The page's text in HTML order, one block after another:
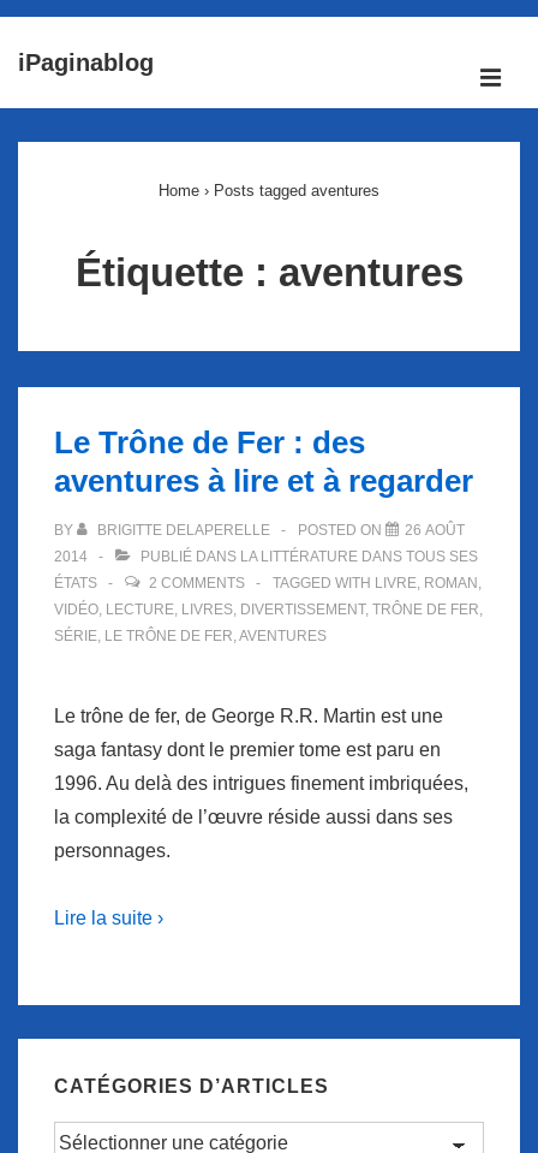
passer
iPaginablog
Home › Posts tagged aventures
Étiquette : aventures
Le Trône de Fer : des
aventures à lire et à regarder
BY BRIGITTE DELAPERELLE POSTED ON
26 AOÛT
2014
PUBLIÉ DANS LA LITTÉRATURE DANS TOUS SES
ÉTATS
2 COMMENTS TAGGED WITH LIVRE, ROMAN ,
VIDÉO, LECTURE, LIVRES, DIVERTISSEMENT, TRÔNE DE FER,
SÉRIE, LE TRÔNE DE FER,AVENTURES
Le trône de fer, de George R.R. Martin est une
saga fantasy dont le premier tome est paru en
1996. Au delà des intrigues finement imbriquées,
la complexité de l’œuvre réside aussi dans ses
personnages.
Lire la suite ›
CATÉGORIES D’ARTICLES
Catégories